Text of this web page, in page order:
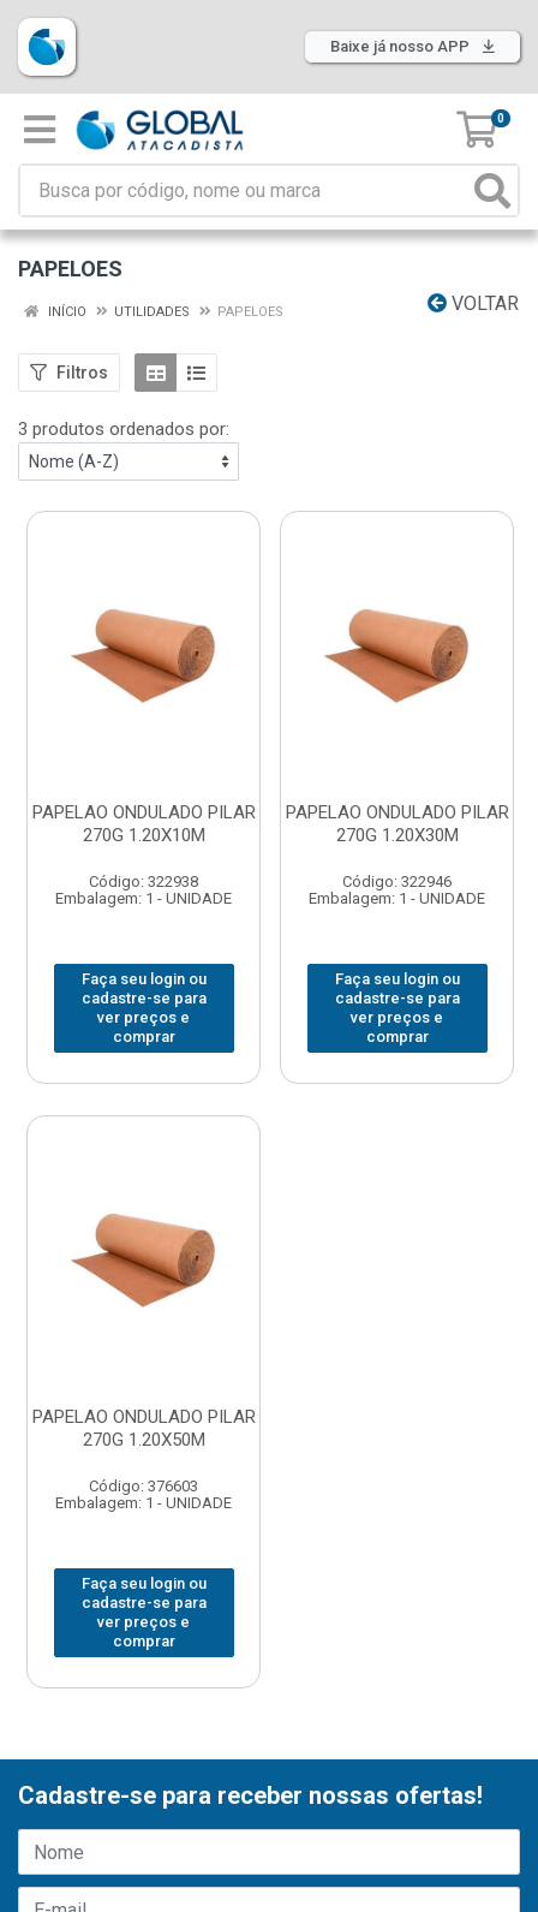
Baixe já nosso APP
0
PAPELOES
VOLTAR
INÍCIO UTILIDADES PAPELOES
Filtros
3 produtos ordenados por:
PAPELAO ONDULADO PILAR
270G 1.20X10M
Código: 322938
Embalagem: 1 - UNIDADE
Faça seu login ou
cadastre-se para
ver preços e
comprar
PAPELAO ONDULADO PILAR
270G 1.20X30M
Código: 322946
Embalagem: 1 - UNIDADE
Faça seu login ou
cadastre-se para
ver preços e
comprar
PAPELAO ONDULADO PILAR
270G 1.20X50M
Código: 376603
Embalagem: 1 - UNIDADE
Faça seu login ou
cadastre-se para
ver preços e
comprar
Cadastre-se para receber nossas ofertas!